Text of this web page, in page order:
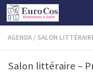
AGENDA / SALON
Salon littéraire –